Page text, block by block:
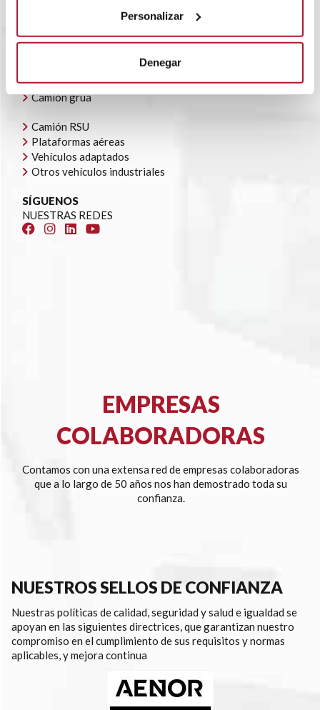
Personalizar
Denegar
NUESTRA FLOTA
Camión caja abierta
Camión grúa
Camión RSU
Plataformas aéreas
Vehículos adaptados
Otros vehículos industriales
SÍGUENOS
NUESTRAS REDES
EMPRESAS
COLABORADORAS
Contamos con una extensa red de empresas colaboradoras
que a lo largo de 50 años nos han demostrado toda su
confianza.
NUESTROS SELLOS DE CONFIANZA
Nuestras políticas de calidad, seguridad y salud e igualdad se
apoyan en las siguientes directrices, que garantizan nuestro
compromiso en el cumplimiento de sus requisitos y normas
aplicables, y mejora continua